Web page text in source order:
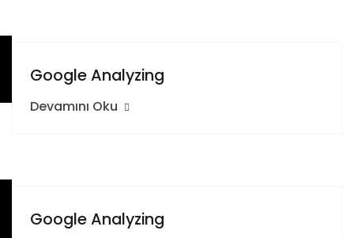
Google Analyzing
Devamını Oku
Google Analyzing